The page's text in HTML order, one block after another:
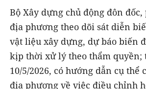
Bộ Xây dựng chủ động đôn
địa phương theo dõi sát diễn
vật liệu xây dựng, dự báo biến
kịp thời xử lý theo thẩm quyền;
10/5/2026, có hướng dẫn cụ thể
địa phương về việc điều chỉnh